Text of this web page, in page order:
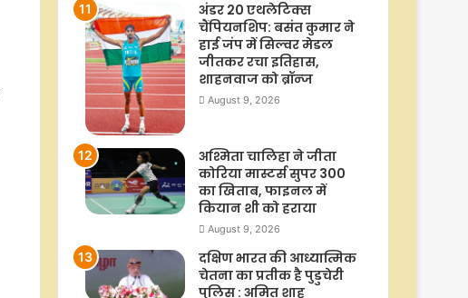
अंडर 20 एथलेटिक्स
चैंपियनशिप: बसंत कुमार ने
हाई जंप में सिल्वर मेडल
जीतकर रचा इतिहास,
शाहनवाज को ब्रॉन्ज
August 9, 2026
अश्मिता चालिहा ने जीता
कोरिया मास्टर्स सुपर 300
का खिताब, फाइनल में
कियान शी को हराया
August 9, 2026
दक्षिण भारत की आध्यात्मिक
चेतना का प्रतीक है पुडुचेरी
पुलिस : अमित शाह